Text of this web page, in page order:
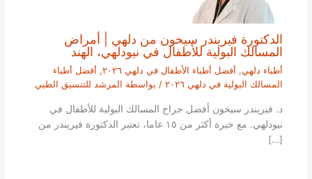
الدكتورة فيريندر سيخون من دلهي | أمراض
المسالك البولية للأطفال في نيودلهي، الهند
أطباء دلهي, أفضل أطباء الأطفال في دلهي ٢٠٢٦ , أفضل أطباء
المسالك البولية في دلهي ٢٠٢٦
/ بواسطة المرشد للتنسيق الطبي
د. فيريندر سيخون أفضل جراح المسالك البولية للأطفال في
نيودلهي. مع خبرة أكثر من ١٥ عاما، تعتبر الدكتورة فيريندر من
[…]